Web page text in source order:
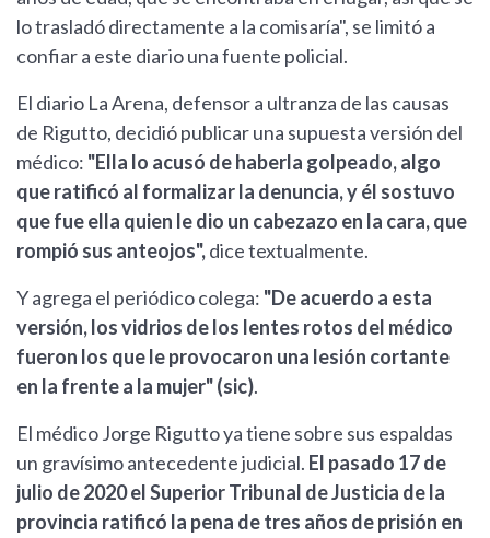
lo trasladó directamente a la comisaría", se limitó a
confiar a este diario una fuente policial.
El diario La Arena, defensor a ultranza de las causas
de Rigutto, decidió publicar una supuesta versión del
médico: "Ella lo acusó de haberla golpeado, algo
que ratificó al formalizar la denuncia, y él sostuvo
que fue ella quien le dio un cabezazo en la cara, que
rompió sus anteojos",dice textualmente.
Y agrega el periódico colega: "De acuerdo a esta
versión, los vidrios de los lentes rotos del médico
fueron los que le provocaron una lesión cortante
en la frente a la mujer" (sic).
El médico Jorge Rigutto ya tiene sobre sus espaldas
un gravísimo antecedente judicial. El pasado 17 de
julio de 2020 el Superior Tribunal de Justicia de la
provincia ratificó la pena de tres años de prisión en